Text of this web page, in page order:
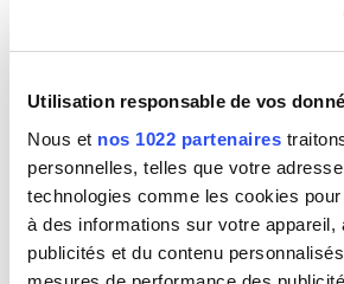
Utilisation responsable de vos
Nous et nos 1022 partenaires
personnelles, telles que votre
technologies comme les cookies
à des informations sur votre appareil,
publicités et du contenu
EINAUDI
83570
Activité(s) : Devis